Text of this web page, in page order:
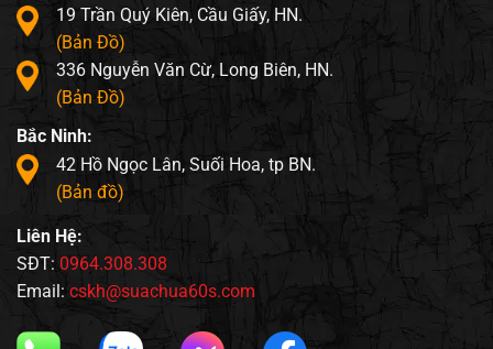
19 Trần Quý Kiên, Cầu Giấy, HN.
(Bản Đồ)
336 Nguyễn Văn Cừ, Long Biên, HN.
(Bản Đồ)
Bắc Ninh:
42 Hồ Ngọc Lân, Suối Hoa, tp BN.
(Bản đồ)
Liên Hệ:
SĐT: 0964.308.308
Email: cskh@suachua60s.com